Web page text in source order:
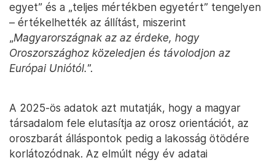
egyet” és a „teljes mértékben egyetért” tengelyen
– értékelhették az állítást, miszerint
„Magyarországnak az az érdeke, hogy
Oroszországhoz közeledjen és távolodjon az
Európai Uniótól.”.
A 2025-ös adatok azt mutatják, hogy a magyar
társadalom fele elutasítja az orosz orientációt, az
oroszbarát álláspontok pedig a lakosság ötödére
korlátozódnak. Az elmúlt négy év adatai